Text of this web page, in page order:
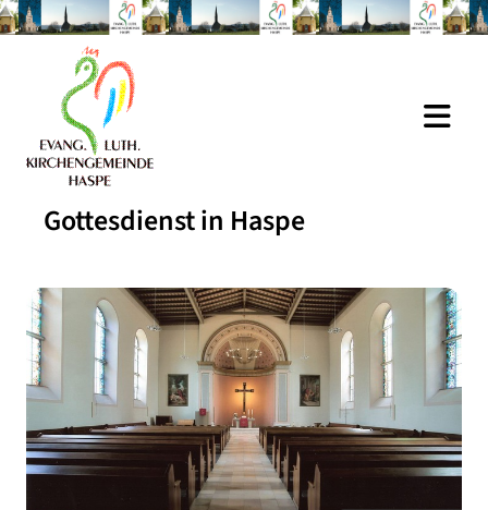
Gottesdienst in Haspe